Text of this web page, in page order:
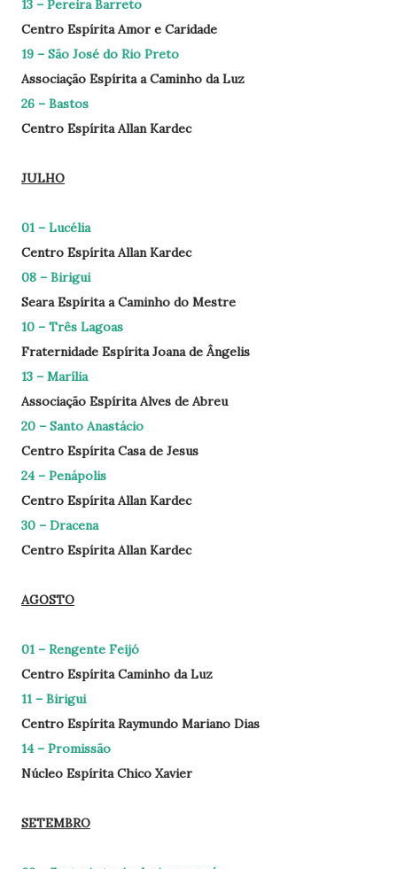
13 – Pereira Barreto
Centro Espírita Amor e Caridade
19 – São José do Rio Preto
Associação Espírita a Caminho da Luz
26 – Bastos
Centro Espírita Allan Kardec
JULHO
01 – Lucélia
Centro Espírita Allan Kardec
08 – Birigui
Seara Espírita a Caminho do Mestre
10 – Três Lagoas
Fraternidade Espírita Joana de Ângelis
13 – Marília
Associação Espírita Alves de Abreu
20 – Santo Anastácio
Centro Espírita Casa de Jesus
24 – Penápolis
Centro Espírita Allan Kardec
30 – Dracena
Centro Espírita Allan Kardec
AGOSTO
01 – Rengente Feijó
Centro Espírita Caminho da Luz
11 – Birigui
Centro Espírita Raymundo Mariano Dias
14 – Promissão
Núcleo Espírita Chico Xavier
SETEMBRO